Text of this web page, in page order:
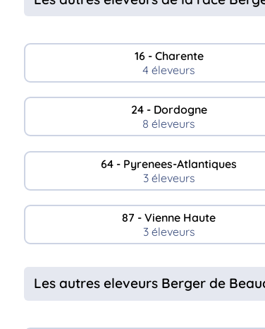
16 - Charente
4 éleveurs
24 - Dordogne
8 éleveurs
64 - Pyrenees-Atlantiques
3 éleveurs
87 - Vienne Haute
3 éleveurs
Les autres eleveurs Berger de